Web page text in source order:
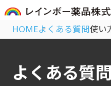
HOMEよくある質問使い
よくある質問